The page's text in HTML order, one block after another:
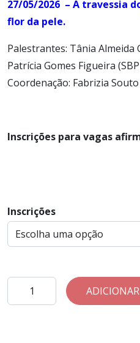
27/05/2026 – A travessia
flor da pele.
Palestrantes: Tânia Almeida
Patrícia Gomes Figueira
Coordenação: Fabrizia Souto
Inscrições para vagas
Inscrições
Intercâmbio
Psicanalítico